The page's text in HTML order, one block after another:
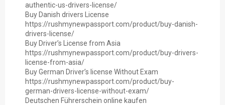
authentic-us-drivers-license/
Buy Danish drivers License
https://rushmynewpassport.com/product/buy-danish-
drivers-license/
Buy Driver’s License from Asia
https://rushmynewpassport.com/product/buy-drivers-
license-from-asia/
Buy German Driver’s license Without Exam
https://rushmynewpassport.com/product/buy-
german-drivers-license-without-exam/
Deutschen Führerschein online kaufen